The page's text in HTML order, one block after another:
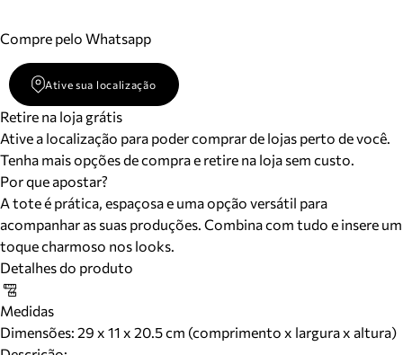
Compre pelo Whatsapp
Ative sua localização
Retire na loja grátis
Ative a localização para poder comprar de lojas perto de você.
Tenha mais opções de compra e retire na loja sem custo.
Por que apostar?
A tote é prática, espaçosa e uma opção versátil para
acompanhar as suas produções. Combina com tudo e insere um
toque charmoso nos looks.
Detalhes do produto
Medidas
Dimensões: 29 x 11 x 20.5 cm (comprimento x largura x altura)